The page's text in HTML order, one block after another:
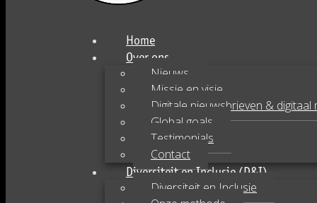
Home
Over ons
Nieuws
Missie en visie
Digitale nieuwsbrieven & digitaal
Global goals
Testimonials
Contact
Diversiteit en Inclusie (D&I)
Diversiteit en Inclusie